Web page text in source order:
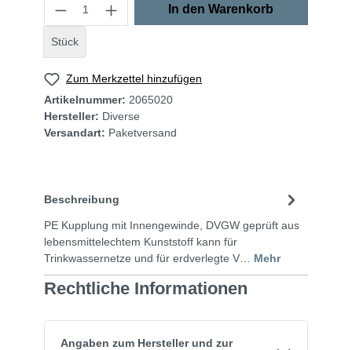
Stück
In den Warenkorb
Zum Merkzettel hinzufügen
Artikelnummer: 2065020
Hersteller: Diverse
Versandart: Paketversand
Beschreibung
PE Kupplung mit Innengewinde, DVGW geprüft aus
lebensmittelechtem Kunststoff kann für
Trinkwassernetze und für erdverlegte V… Mehr
Rechtliche Informationen
Angaben zum Hersteller und zur